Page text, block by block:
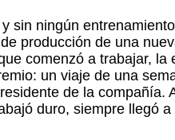
sin ningún
producción de una
comenzó a trabajar,
un viaje de una
de la compañía.
duro, siempre llegó